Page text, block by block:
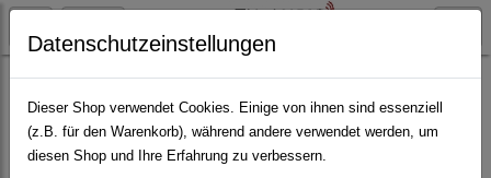
Artikel nach Marken A - E Clearaudio
Datenschutzeinstellungen
Dieser Shop verwendet Cookies. Einige von ihnen sind essenziell
(z.B. für den Warenkorb), während andere verwendet werden, um
diesen Shop und Ihre Erfahrung zu verbessern.